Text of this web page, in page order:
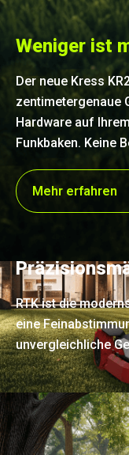
Weniger ist
Der neue Kress
zentimetergenaue
Hardware auf
Funkbaken. Keine
Mehr erfahren
RTK ist die
eine
unvergleichliche